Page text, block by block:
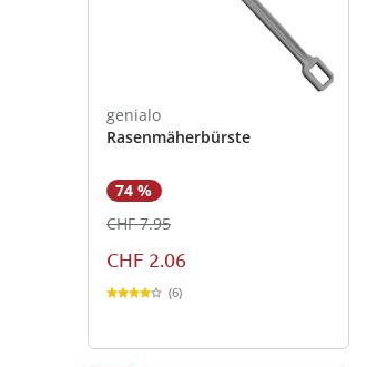
genialo
Rasenmäherbürste
74 %
CHF 7.95
CHF 2.06
(6)